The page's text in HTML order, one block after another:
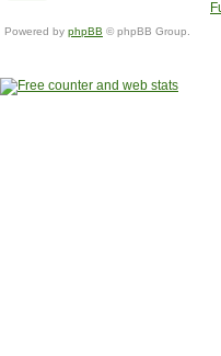
Powered by phpBB © phpBB Group.